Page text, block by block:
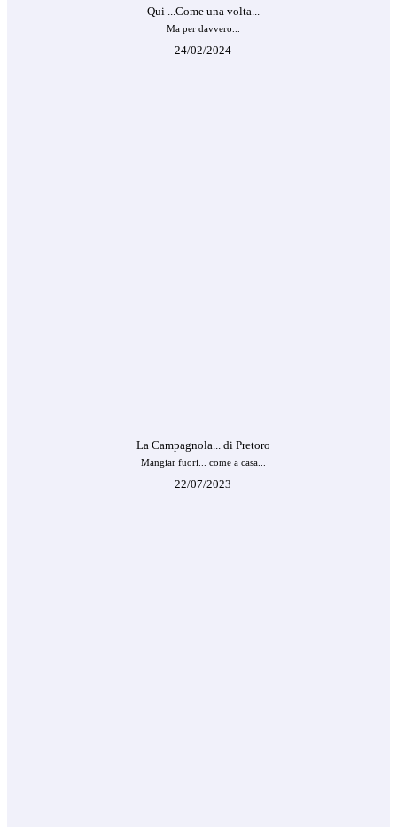
Qui ...Come una volta...
Ma per davvero...
24/02/2024
La Campagnola... di Pretoro
Mangiar fuori... come a casa...
22/07/2023